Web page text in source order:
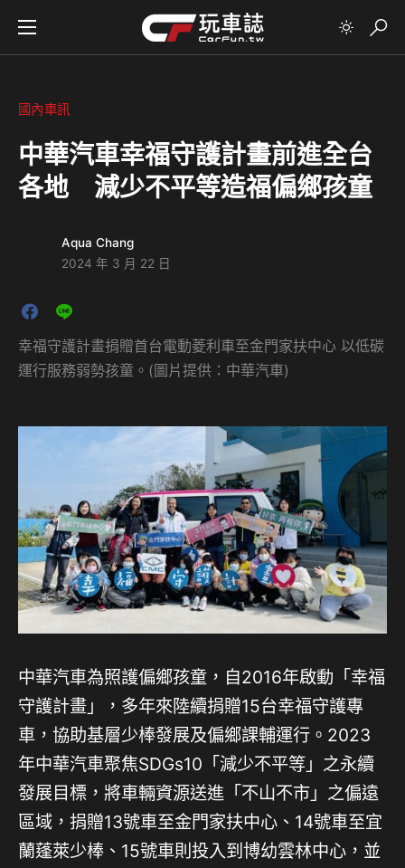
國內車訊
中華汽車幸福守護計畫前進全台
各地 減少不平等造福偏鄉孩童
Aqua Chang
2024 年 3 月 22 日
幸福守護計畫捐贈首台電動菱利車至金門家扶中心 以低碳
運行服務弱勢孩童。(圖片提供：中華汽車)
中華汽車為照護偏鄉孩童，自2016年啟動「幸福
守護計畫」，多年來陸續捐贈15台幸福守護專
車，協助基層少棒發展及偏鄉課輔運行。2023
年中華汽車聚焦SDGs10「減少不平等」之永續
發展目標，將車輛資源送進「不山不市」之偏遠
區域，捐贈13號車至金門家扶中心、14號車至宜
蘭蓬萊少棒、15號車則投入到博幼雲林中心，並